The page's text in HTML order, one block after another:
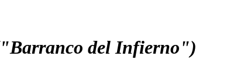
del Infierno")